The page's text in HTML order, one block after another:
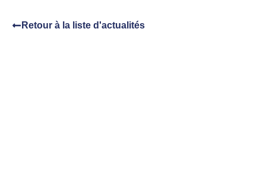
Retour à la liste d'actualités